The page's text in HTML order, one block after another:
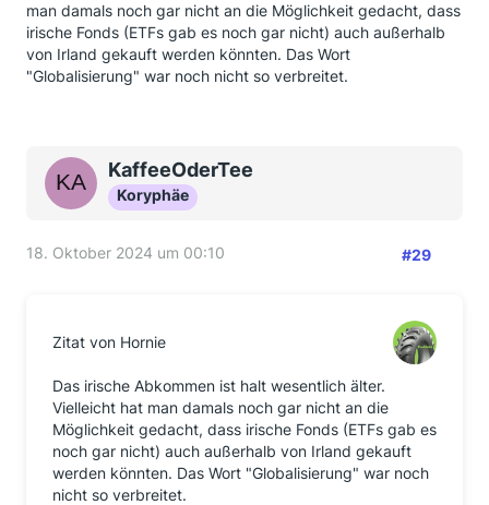
man damals noch gar nicht an die Möglichkeit gedacht, dass
irische Fonds (ETFs gab es noch gar nicht) auch außerhalb
von Irland gekauft werden könnten. Das Wort
"Globalisierung" war noch nicht so verbreitet.
KaffeeOderTee
Koryphäe
18. Oktober 2024 um 00:10 #29
Zitat von Hornie
Das irische Abkommen ist halt wesentlich älter.
Vielleicht hat man damals noch gar nicht an die
Möglichkeit gedacht, dass irische Fonds (ETFs gab es
noch gar nicht) auch außerhalb von Irland gekauft
werden könnten. Das Wort "Globalisierung" war noch
nicht so verbreitet.